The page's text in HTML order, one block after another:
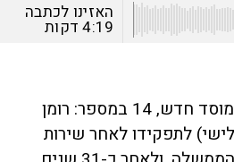
האזינו לכתבה
4:19דקות
למדינת ישראל יש ראש מוסד חדש, 14 במספר: רומן
לתפקידו לאחר שירות